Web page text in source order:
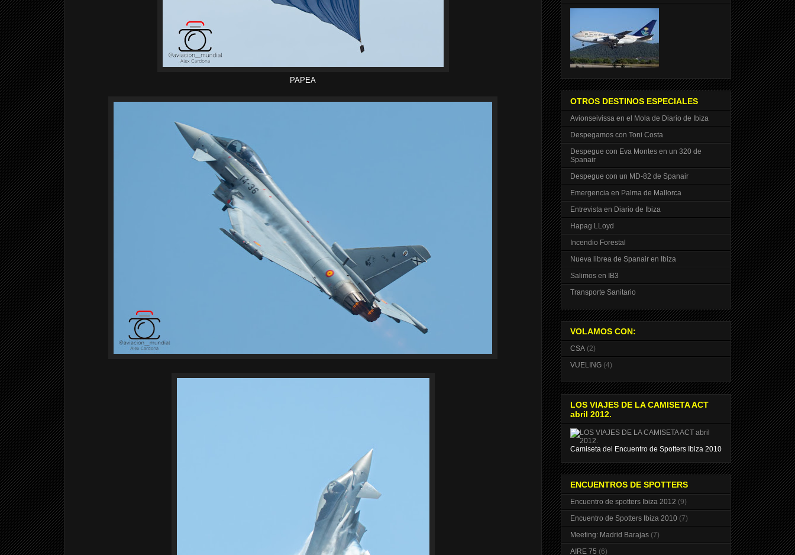
PAPEA
OTROS DESTINOS ESPECIALES
Avionseivissa en el Mola de Diario de Ibiza
Despegamos con Toni Costa
Despegue con Eva Montes en un 320 de
Spanair
Despegue con un MD-82 de Spanair
Emergencia en Palma de Mallorca
Entrevista en Diario de Ibiza
Hapag LLoyd
Incendio Forestal
Nueva librea de Spanair en Ibiza
Salimos en IB3
Transporte Sanitario
VOLAMOS CON:
CSA (2)
VUELING (4)
LOS VIAJES DE LA CAMISETA ACT
abril 2012.
Camiseta del Encuentro de Spotters Ibiza 2010
ENCUENTROS DE SPOTTERS
Encuentro de spotters Ibiza 2012 (9)
Encuentro de Spotters Ibiza 2010 (7)
Meeting: Madrid Barajas (7)
AIRE 75 (6)